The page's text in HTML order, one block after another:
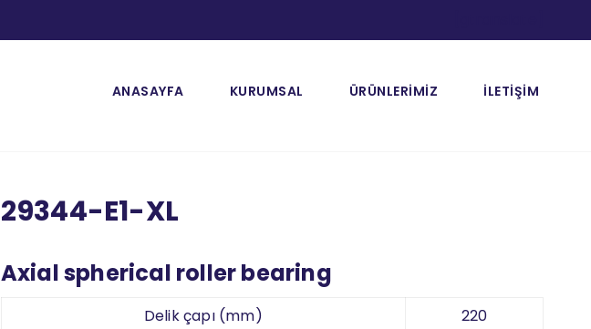
ANASAYFA KURUMSAL ÜRÜNLERİMİZ İLETİŞİM
29344-E1-XL
Axial spherical roller bearing
Delik çapı (mm)
220